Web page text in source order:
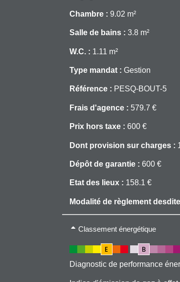
Chambre : 9.02 m²
Salle de bains : 3.8 m²
W.C. : 1.11 m²
Type mandat : Gestion
Référence : PESQ-BOUT-5
Frais d'agence : 579.7 €
Prix hors taxe : 600 €
Dont provision sur charges :
Dépôt de garantie : 600 €
Etat des lieux : 158.1 €
Modalité de règlement
Eau froide: Collective avec
Classement énergétique
Diagnostic de performance